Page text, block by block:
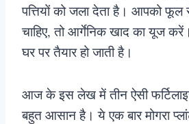
पत्तियों को जला देता है। आपको
चाहिए, तो आर्गेनिक खाद का यूज
घर पर तैयार हो जाती है।
आज के इस लेख में तीन ऐसी
बहुत आसान है। ये एक बार मोगरा